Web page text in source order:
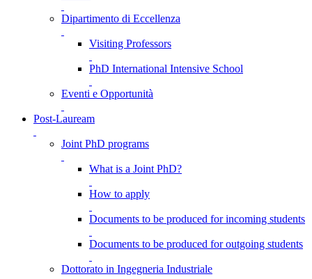
Dipartimento di Eccellenza
Visiting Professors
PhD International Intensive School
Eventi e Opportunità
Post-Lauream
Joint PhD programs
What is a Joint PhD?
How to apply
Documents to be produced for incoming students
Documents to be produced for outgoing students
Dottorato in Ingegneria Industriale